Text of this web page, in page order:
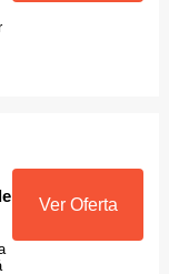
Ver Oferta